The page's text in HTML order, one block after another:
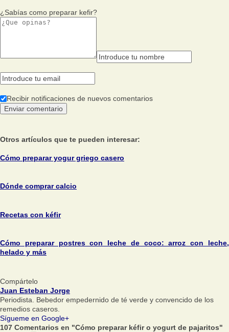
¿Sabías como preparar kefir?
Recibir notificaciones de nuevos comentarios
Otros artículos que te pueden interesar:
Cómo preparar yogur griego casero
Dónde comprar calcio
Recetas con kéfir
Cómo preparar postres con leche de coco: arroz con leche,
helado y más
Compártelo
Juan Esteban Jorge
Periodista. Bebedor empedernido de té verde y convencido de los
remedios caseros.
Sígueme en Google+
107 Comentarios en "Cómo preparar kéfir o yogurt de pajaritos"